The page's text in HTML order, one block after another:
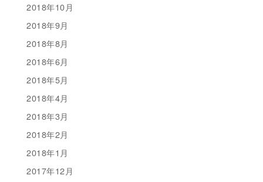
2018年10月
2018年9月
2018年8月
2018年6月
2018年5月
2018年4月
2018年3月
2018年2月
2018年1月
2017年12月